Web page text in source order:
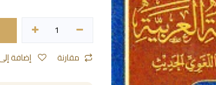
مقارنة